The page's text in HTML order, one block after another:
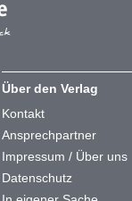
Über den Verlag
Kontakt
Ansprechpartner
Impressum / Über uns
Datenschutz